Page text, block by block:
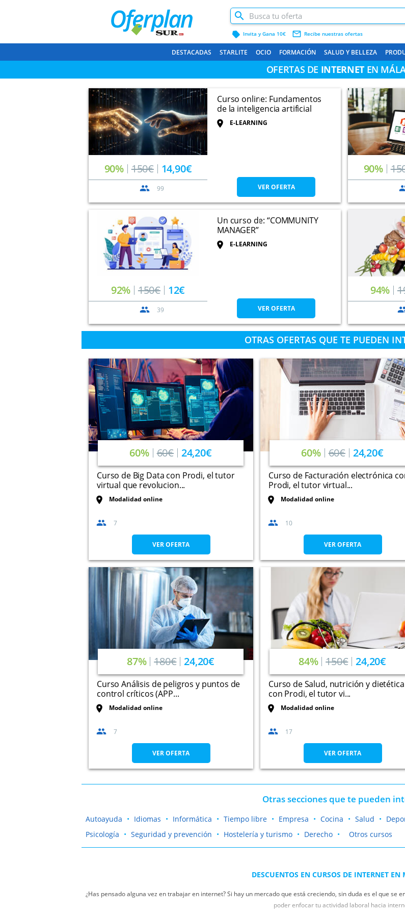
label Invita y Gana 10€ mail_outline Recibe nuestras ofertas
DESTACADAS STARLITE OCIO FORMACIÓN SALUD Y BELLEZA
OFERTAS DE INTERNETEN
90% 150€ 14,90€
Curso online: Fundamentos
de la inteligencia artificial
E-LEARNING
99 VER OFERTA
90%
92% 150€ 12€
Un curso de: “COMMUNITY
MANAGER”
E-LEARNING
39 VER OFERTA
94%
OTRAS OFERTAS QUE TE PUEDEN
60% 60€ 24,20€
Curso de Big Data con Prodi, el tutor
virtual que revolucion...
Modalidad online
7
VER OFERTA
60% 60€ 24,20€
Curso de Facturación electrónica
Prodi, el tutor virtual...
Modalidad online
10
VER OFERTA
87% 180€ 24,20€
Curso Análisis de peligros y puntos de
control críticos (APP...
Modalidad online
7
VER OFERTA
84% 150€ 24,20€
Curso de Salud, nutrición y dietética
con Prodi, el tutor vi...
Modalidad online
17
VER OFERTA
Otras secciones que te pueden
Autoayuda Idiomas Informática Tiempo libre Empresa Cocina Salud
Psicología
Seguridad y prevención Hostelería y turismo Derecho Otros cursos
DESCUENTOS EN CURSOS DE INTERNET EN
¿Has pensado alguna vez en trabajar en internet? Si hay un mercado que está creciendo, sin duda es el que
poder enfocar tu actividad laboral hacia